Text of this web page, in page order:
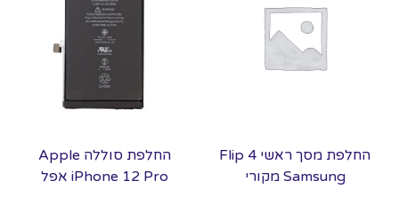
החלפת מסך ראשי Flip 4
Samsung מקורי
‏החלפת סוללה Apple
iPhone 12 Pro אפל